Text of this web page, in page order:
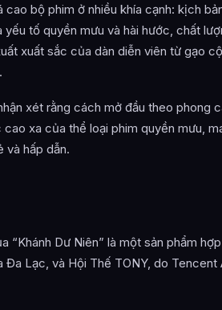
cao bộ phim ở nhiều khía cạnh: kịch
tố quyền mưu và hài hước, chất
xuất sắc của dàn diễn viên từ gạo
xét rằng cách mở đầu theo phong
xa của thể loại phim quyền mưu,
và hấp dẫn.
“Khánh Dư Niên” là một sản phẩm
Đa Lạc, và Hội Thế TONY, do Tencent